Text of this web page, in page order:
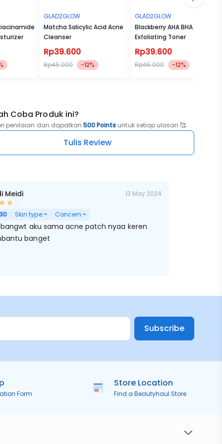
GLAD2GLOW
Matcha Salicylic Acid Acne
Cleanser
Rp39.600
Rp45.000 -12%
GLAD2GLOW
Blackberry AHA BHA PHA
Exfoliating Toner
Rp39.600
Rp45.000 -12%
Coba Produk ini?
penilaian dan dapatkan 500 Points untuk setiap ulasan 🥰
Tulis Review
Meidi 13 May 2024
30 Skin type:- Concern:-
bangwt aku sama acne patch nyaa keren
banget
Subscribe
Form
Store Location
Find a Beautyhaul Store